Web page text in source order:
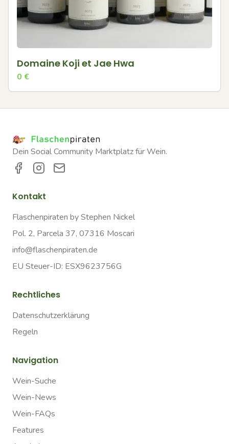
Domaine Koji et Jae Hwa
0 €
Dein Social Community Marktplatz für Wein.
Kontakt
Flaschenpiraten by Stephen Nickel
Pol. 2, Parcela 37, 07316 Moscari
info@flaschenpiraten.de
EU Steuer-ID: ESX9623756G
Rechtliches
Datenschutzerklärung
Regeln
Navigation
Wein-Suche
Wein-News
Wein-FAQs
Features